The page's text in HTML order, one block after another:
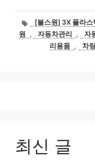
태[불스원] 3X 플라
원
, 자동차관리 , 자
리용품 , 차
최신 글